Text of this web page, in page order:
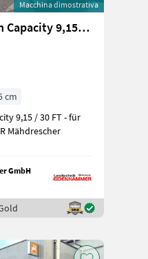
Macchina dimostrativa
New Holland High Capacity 9,15m/30FT
cm
9,15 / 30 FT - für
Mähdrescher
GmbH